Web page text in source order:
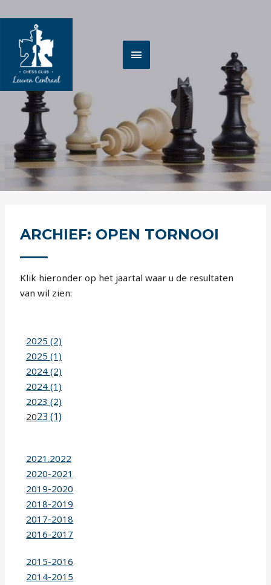
naar
inhoud
ARCHIEF: OPEN TORNOOI
Klik hieronder op het jaartal waar u de resultaten
van wil zien:
2025 (2)
2025 (1)
2024 (2)
2024 (1)
2023 (2)
2023 (1)
2021.2022
2020-2021
2019-2020
2018-2019
2017-2018
2016-2017
2015-2016
2014-2015